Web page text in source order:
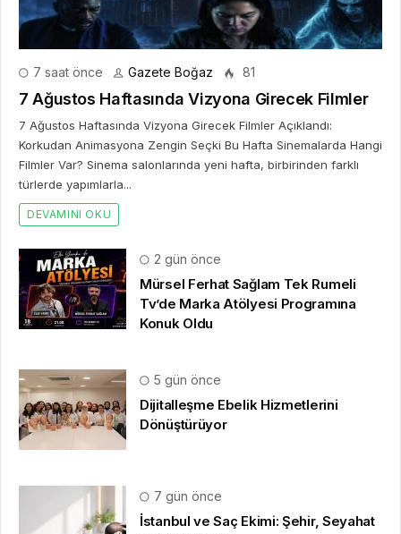
7 saat önce Gazete Boğaz 81
7 Ağustos Haftasında Vizyona Girecek Filmler
7 Ağustos Haftasında Vizyona Girecek Filmler Açıklandı:
Korkudan Animasyona Zengin Seçki Bu Hafta Sinemalarda Hangi
Filmler Var? Sinema salonlarında yeni hafta, birbirinden farklı
türlerde yapımlarla...
DEVAMINI OKU
2 gün önce
Mürsel Ferhat Sağlam Tek Rumeli
Tv’de Marka Atölyesi Programına
Konuk Oldu
5 gün önce
Dijitalleşme Ebelik Hizmetlerini
Dönüştürüyor
7 gün önce
İstanbul ve Saç Ekimi: Şehir, Seyahat